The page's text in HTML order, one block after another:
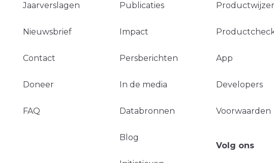
Jaarverslagen
Nieuwsbrief
Contact
Doneer
FAQ
Publicaties
Impact
Persberichten
In de media
Databronnen
Blog
App
Developers
Voorwaarden
Volg ons